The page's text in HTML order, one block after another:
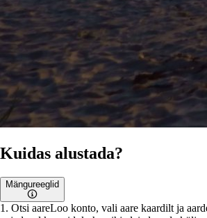
Kuidas alustada?
Mängureeglid
1 . Otsi aareLoo konto, vali aare kaardilt ja